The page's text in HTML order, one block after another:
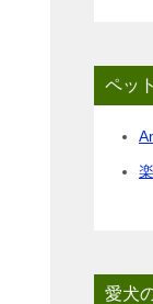
ペッ
愛犬